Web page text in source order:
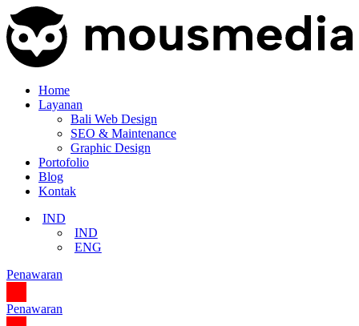
Home
Layanan
Bali Web Design
SEO & Maintenance
Graphic Design
Portofolio
Blog
Kontak
IND
IND
ENG
Penawaran
Penawaran